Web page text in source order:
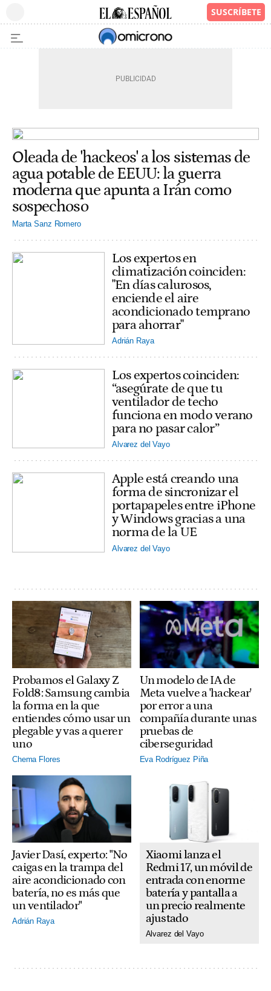
Oleada de 'hackeos' a los sistemas de
agua potable de EEUU: la guerra
moderna que apunta a Irán como
sospechoso
Marta Sanz Romero
Los expertos en
climatización coinciden:
"En días calurosos,
enciende el aire
acondicionado temprano
para ahorrar"
Adrián Raya
Los expertos coinciden:
“asegúrate de que tu
ventilador de techo
funciona en modo verano
para no pasar calor”
Alvarez del Vayo
Apple está creando una
forma de sincronizar el
portapapeles entre iPhone
y Windows gracias a una
norma de la UE
Alvarez del Vayo
Probamos el Galaxy Z
Fold8: Samsung cambia
la forma en la que
entiendes cómo usar un
plegable y vas a querer
uno
Chema Flores
Un modelo de IA de
Meta vuelve a 'hackear'
por error a una
compañía durante unas
pruebas de
ciberseguridad
Eva Rodríguez Piña
Javier Dasí, experto: "No
caigas en la trampa del
aire acondicionado con
batería, no es más que
un ventilador"
Adrián Raya
Xiaomi lanza el
Redmi 17, un móvil de
entrada con enorme
batería y pantalla a
un precio realmente
ajustado
Alvarez del Vayo